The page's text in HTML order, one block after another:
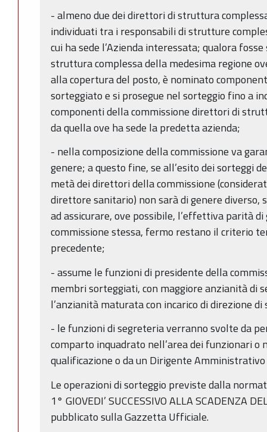
- almeno due dei direttori di struttura
individuati tra i responsabili di strutture
cui ha sede l’Azienda interessata; qualora
struttura complessa della medesima regione
alla copertura del posto, è nominato
sorteggiato e si prosegue nel sorteggio fino a
componenti della commissione direttori di
da quella ove ha sede la predetta azienda;
- nella composizione della commissione va
genere; a questo fine, se all’esito dei sorteggi
metà dei direttori della commissione
direttore sanitario) non sarà di genere diverso,
ad assicurare, ove possibile, l’effettiva parità
commissione stessa, fermo restano il criterio
precedente;
- assume le funzioni di presidente della
membri sorteggiati, con maggiore anzianità di
l’anzianità maturata con incarico di direzione
- le funzioni di segreteria verranno svolte da
comparto inquadrato nell’area dei funzionari o
qualificazione o da un Dirigente Amministrativo
Le operazioni di sorteggio previste dalla
1° GIOVEDI’ SUCCESSIVO ALLA SCADENZA
pubblicato sulla Gazzetta Ufficiale.